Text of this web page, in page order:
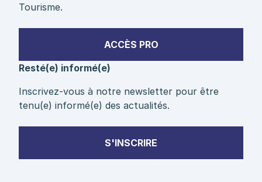
Tourisme.
ACCÈS PRO
Resté(e) informé(e)
Inscrivez-vous à notre newsletter pour être
tenu(e) informé(e) des actualités.
S'INSCRIRE